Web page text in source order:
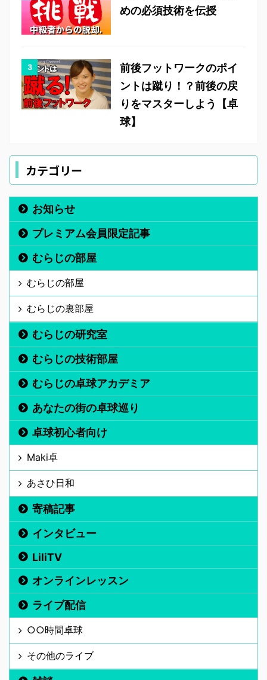
めの必須技術を伝授
前後フットワークのポイ
ントは蹴り！？前後の戻
りをマスターしよう【卓
球】
カテゴリー
お知らせ
プレミアム会員限定記事
むらじの部屋
むらじの部屋
むらじの裏部屋
むらじの研究室
むらじの技術部屋
むらじの卓球アカデミア
あなたの街の卓球巡り
卓球初心者向け
Maki卓
あさひ日和
寄稿記事
インタビュー
LiliTV
オンラインレッスン
ライブ配信
○○時間卓球
その他のライブ